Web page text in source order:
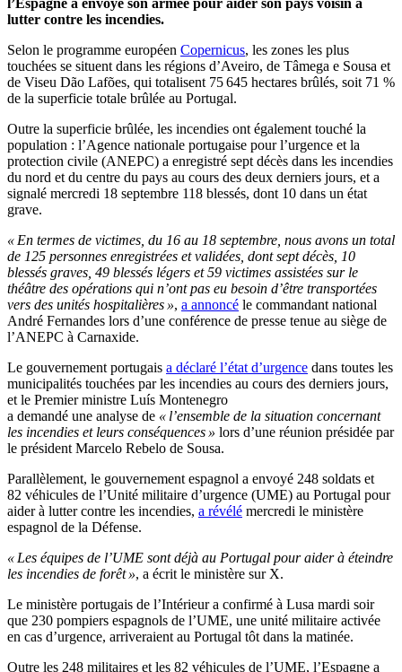
l’Espagne a envoyé son armée pour aider son pays voisin à
lutter contre les incendies.
Selon le programme européen Copernicus, les zones les plus
touchées se situent dans les régions d’Aveiro, de Tâmega e Sousa et
de Viseu Dão Lafões, qui totalisent 75 645 hectares brûlés, soit 71 %
de la superficie totale brûlée au Portugal.
Outre la superficie brûlée, les incendies ont également touché la
population : l’Agence nationale portugaise pour l’urgence et la
protection civile (ANEPC) a enregistré sept décès dans les incendies
du nord et du centre du pays au cours des deux derniers jours, et a
signalé mercredi 18 septembre 118 blessés, dont 10 dans un état
grave.
« En termes de victimes, du 16 au 18 septembre, nous avons un total
de 125 personnes enregistrées et validées, dont sept décès, 10
blessés graves, 49 blessés légers et 59 victimes assistées sur le
théâtre des opérations qui n’ont pas eu besoin d’être transportées
vers des unités hospitalières », a annoncé le commandant national
André Fernandes lors d’une conférence de presse tenue au siège de
l’ANEPC à Carnaxide.
Le gouvernement portugais a déclaré l’état d’urgence dans toutes les
municipalités touchées par les incendies au cours des derniers jours,
et le Premier ministre Luís Montenegro
a demandé une analyse de « l’ensemble de la situation concernant
les incendies et leurs conséquences » lors d’une réunion présidée par
le président Marcelo Rebelo de Sousa.
Parallèlement, le gouvernement espagnol a envoyé 248 soldats et
82 véhicules de l’Unité militaire d’urgence (UME) au Portugal pour
aider à lutter contre les incendies, a révélé mercredi le ministère
espagnol de la Défense.
« Les équipes de l’UME sont déjà au Portugal pour aider à éteindre
les incendies de forêt », a écrit le ministère sur X.
Le ministère portugais de l’Intérieur a confirmé à Lusa mardi soir
que 230 pompiers espagnols de l’UME, une unité militaire activée
en cas d’urgence, arriveraient au Portugal tôt dans la matinée.
Outre les 248 militaires et les 82 véhicules de l’UME, l’Espagne a